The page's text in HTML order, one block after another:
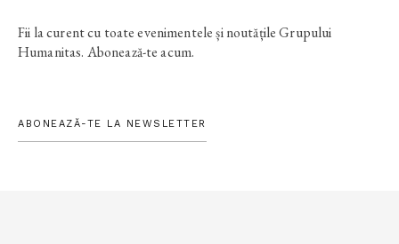
Fii la curent cu toate evenimentele și noutățile Grupului
Humanitas. Abonează-te acum.
ABONEAZĂ-TE LA NEWSLETTER